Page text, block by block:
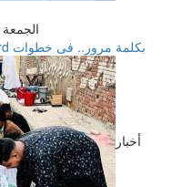
الجمعة 20 سبتمبر 2024 10:32 صباحاً
تكنولوجيا: كيفية حماية مستند Word بكلمة مرور.. فى خطوات
أخبار